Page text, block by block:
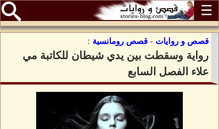
☰
قصص و روايات - قصص رومانسية :
رواية وسقطت بين يدي شيطان للكاتبة مي
علاء الفصل السابع